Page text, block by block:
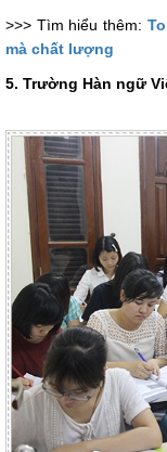
>>> Tìm hiểu thêm: ​
mà chất lượng
5. Trường Hàn ngữ